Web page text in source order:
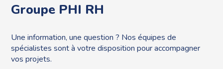
Groupe PHI RH
Une information, une question ? Nos équipes de
spécialistes sont à votre disposition pour accompagner
vos projets.